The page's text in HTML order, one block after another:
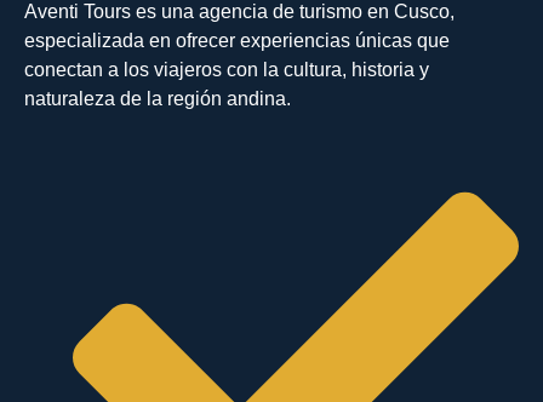
Aventi Tours es una agencia de turismo en Cusco,
especializada en ofrecer experiencias únicas que
conectan a los viajeros con la cultura, historia y
naturaleza de la región andina.